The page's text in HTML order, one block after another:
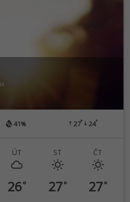
41% 27° 24°
ÚT
26°
ST
27°
ČT
27°